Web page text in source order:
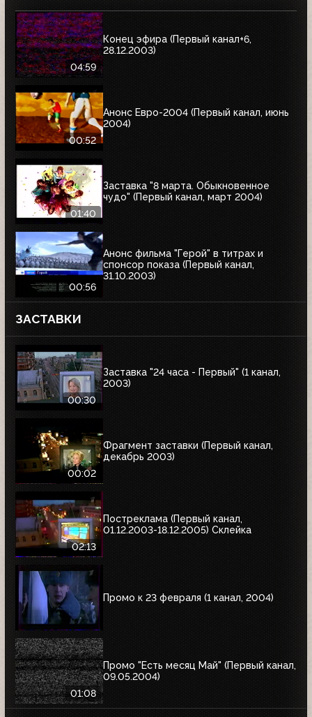
04:59
Конец эфира (Первый канал+6,
28.12.2003)
00:52
Анонс Евро-2004 (Первый канал, июнь
2004)
01:40
Заставка "8 марта. Обыкновенное
чудо" (Первый канал, март 2004)
00:56
Анонс фильма "Герой" в титрах и
спонсор показа (Первый канал,
31.10.2003)
ЗАСТАВКИ
00:30
Заставка "24 часа - Первый" (1 канал,
2003)
00:02
Фрагмент заставки (Первый канал,
декабрь 2003)
02:13
Постреклама (Первый канал,
01.12.2003-18.12.2005) Склейка
Промо к 23 февраля (1 канал, 2004)
01:08
Промо "Есть месяц Май" (Первый канал,
09.05.2004)